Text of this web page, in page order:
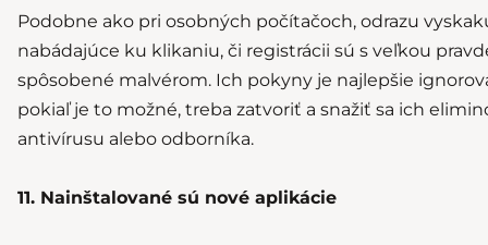
Podobne ako pri osobných počítačoch, odrazu
nabádajúce ku klikaniu, či registrácii sú s veľkou
spôsobené malvérom. Ich pokyny je najlepšie
pokiaľ je to možné, treba zatvoriť a snažiť sa ich
antivírusu alebo odborníka.
11. Nainštalované sú nové aplikácie